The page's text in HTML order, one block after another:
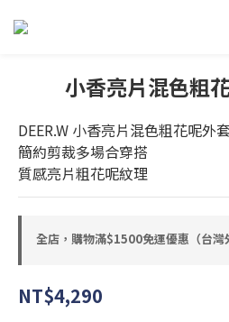
小香亮片混色粗
DEER.W 小香亮片混色粗花呢外
簡約剪裁多場合穿搭
質感亮片粗花呢紋理
全店，購物滿$1500免運優惠（台灣
NT$4,290